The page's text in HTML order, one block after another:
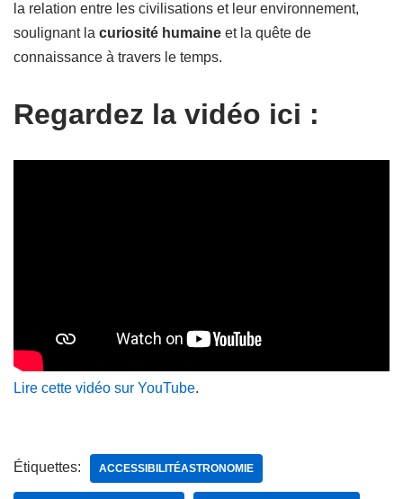
la relation entre les civilisations et leur environnement,
soulignant la curiosité humaine et la quête de
connaissance à travers le temps.
Regardez la vidéo ici :
Lire cette vidéo sur YouTube.
Étiquettes: ACCESSIBILITÉASTRONOMIE